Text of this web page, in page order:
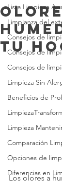
Lista Limpieza
Limpianza del
Consejos de
Consejos de
Consejos de
Limpieza Sin
Beneficios de
Limpieza
Comparación
Opciones de
Diferencias en
Tu
Los olores a